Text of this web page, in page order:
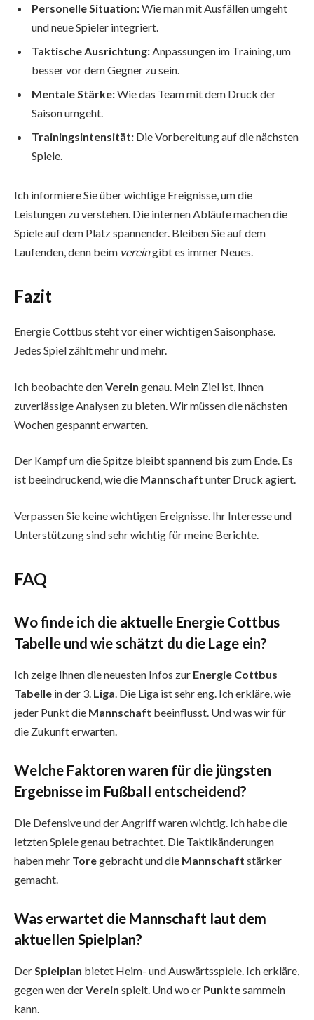
Personelle Situation:Wie man mit Ausfällen umgeht
und neue Spieler integriert.
Taktische Ausrichtung:Anpassungen im Training, um
besser vor dem Gegner zu sein.
Mentale Stärke:Wie das Team mit dem Druck der
Saison umgeht.
Trainingsintensität: Die Vorbereitung auf die nächsten
Spiele.
Ich informiere Sie über wichtige Ereignisse, um die
Leistungen zu verstehen. Die internen Abläufe machen die
Spiele auf dem Platz spannender. Bleiben Sie auf dem
Laufenden, denn beim vereingibt es immer Neues.
Fazit
Energie Cottbus steht vor einer wichtigen Saisonphase.
Jedes Spiel zählt mehr und mehr.
Ich beobachte denVerein genau. Mein Ziel ist, Ihnen
zuverlässige Analysen zu bieten. Wir müssen die nächsten
Wochen gespannt erwarten.
Der Kampf um die Spitze bleibt spannend bis zum Ende. Es
ist beeindruckend, wie die Mannschaft unter Druck agiert.
Verpassen Sie keine wichtigen Ereignisse. Ihr Interesse und
Unterstützung sind sehr wichtig für meine Berichte.
FAQ
Wo finde ich die aktuelle Energie Cottbus
Tabelle und wie schätzt du die Lage ein?
Ich zeige Ihnen die neuesten Infos zur Energie Cottbus
Tabelle in der 3. Liga . Die Liga ist sehr eng. Ich erkläre, wie
jeder Punkt die Mannschaft beeinflusst. Und was wir für
die Zukunft erwarten.
Welche Faktoren waren für die jüngsten
Ergebnisse im Fußball entscheidend?
Die Defensive und der Angriff waren wichtig. Ich habe die
letzten Spiele genau betrachtet. Die Taktikänderungen
haben mehr Toregebracht und die Mannschaft stärker
gemacht.
Was erwartet die Mannschaft laut dem
aktuellen Spielplan?
DerSpielplan bietet Heim- und Auswärtsspiele. Ich erkläre,
gegen wen derVerein spielt. Und wo er Punktesammeln
kann.